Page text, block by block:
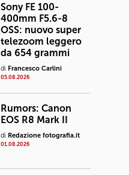
Sony FE 100-
400mm F5.6-8
OSS: nuovo super
telezoom leggero
da 654 grammi
di Francesco Carlini
05.08.2026
Rumors: Canon
EOS R8 Mark II
di Redazione fotografia.it
01.08.2026